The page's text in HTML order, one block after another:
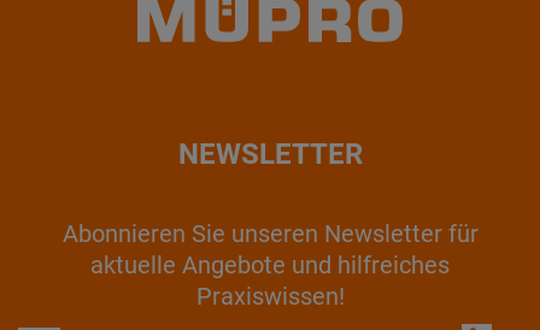
NEWSLETTER
Abonnieren Sie unseren Newsletter für
aktuelle Angebote und hilfreiches
Praxiswissen!